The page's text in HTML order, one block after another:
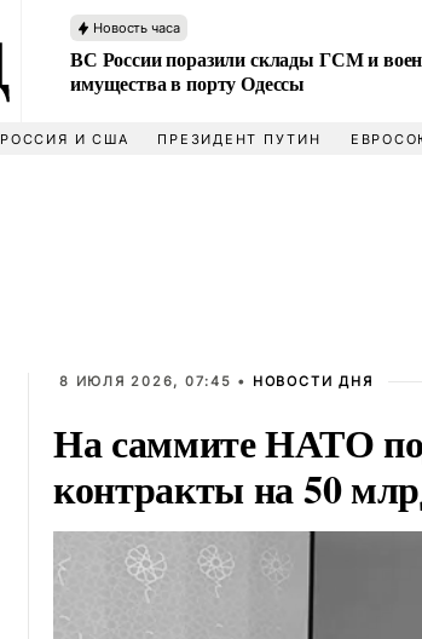
Новость часа
ВС России поразили склады ГСМ и
имущества в порту Одессы
РОССИЯ И США ПРЕЗИДЕНТ ПУТИН
8 ИЮЛЯ 2026, 07:45 • НОВОСТИ ДНЯ
На саммите НАТО
контракты на 50